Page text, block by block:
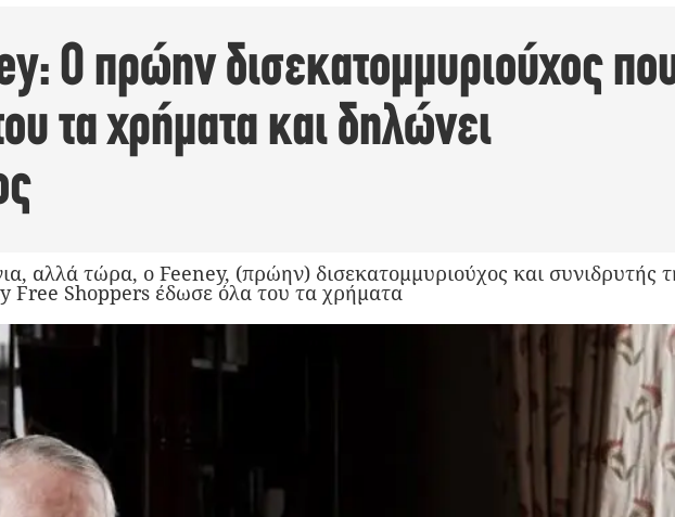
Ο πρώην δισεκατομμυριούχος
τα χρήματα και δηλώνει
αλλά τώρα, ο Feeney, (πρώην) δισεκατομμυριούχος και συνιδρυτής
Free Shoppers έδωσε όλα του τα χρήματα